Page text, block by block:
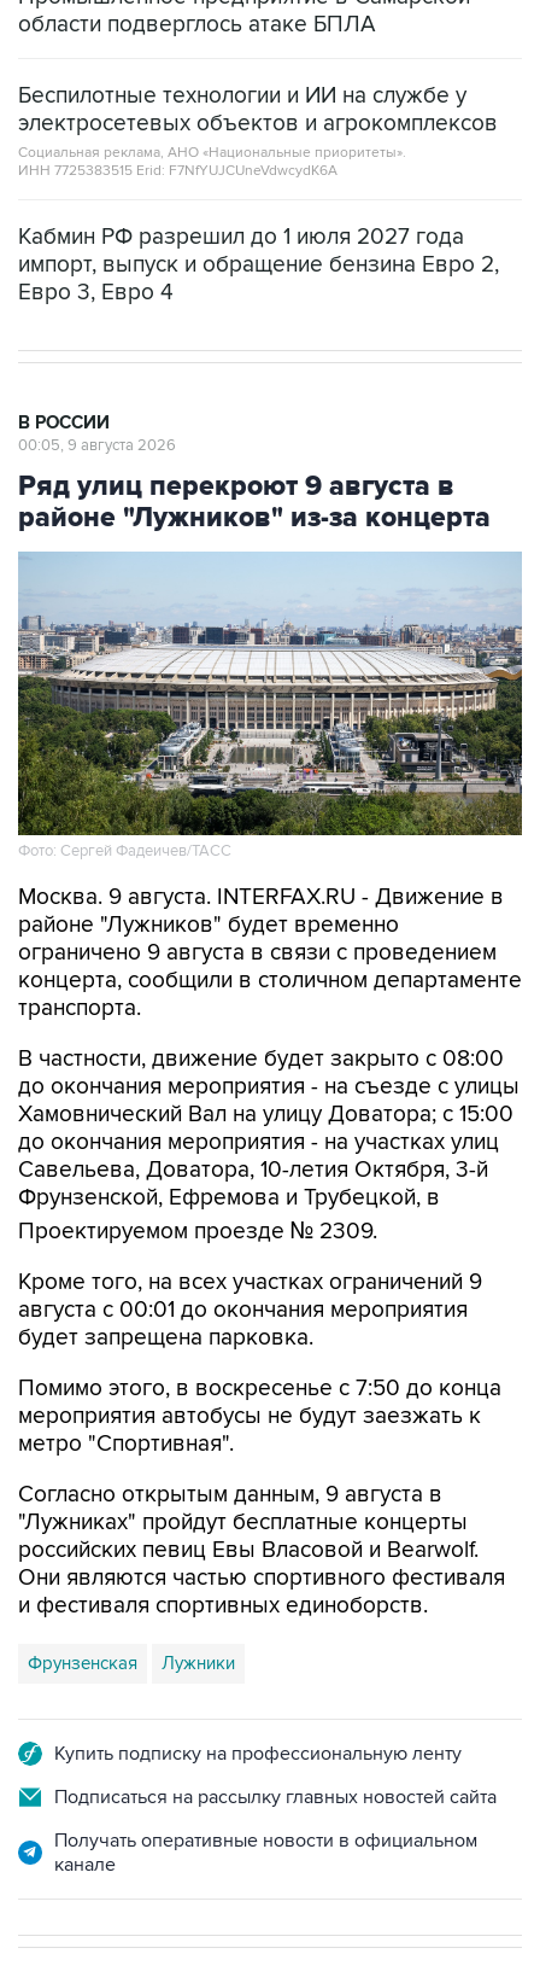
Беспилотные технологии и ИИ на службе у
Социальная реклама, АНО «Национальные приоритеты».
ИНН 7725383515 Erid: F7NfYUJCUneVdwcydK6A
Кабмин РФ разрешил до 1 июля 2027 года
Евро 3, Евро 4
Ряд улиц перекроют 9 августа в
районе "Лужников" из-за концерта
Фото: Сергей Фадеичев/ТАСС
Москва. 9 августа. INTERFAX.RU - Движение в
ограничено 9 августа в связи с проведением
концерта, сообщили в столичном департаменте
транспорта.
В частности, движение будет закрыто с 08:00
Хамовнический Вал на улицу Доватора; с 15:00
до окончания мероприятия - на участках улиц
Савельева, Доватора, 10-летия Октября, 3-й
Фрунзенской, Ефремова и Трубецкой, в
Проектируемом проезде № 2309.
Кроме того, на всех участках ограничений 9
будет запрещена парковка.
Помимо этого, в воскресенье с 7:50 до конца
метро "Спортивная".
Согласно открытым данным, 9 августа в
российских певиц Евы Власовой и Bearwolf.
Они являются частью спортивного фестиваля
и фестиваля спортивных единоборств.
Фрунзенская Лужники
Подписаться на рассылку главных новостей сайта
Получать оперативные новости в официальном